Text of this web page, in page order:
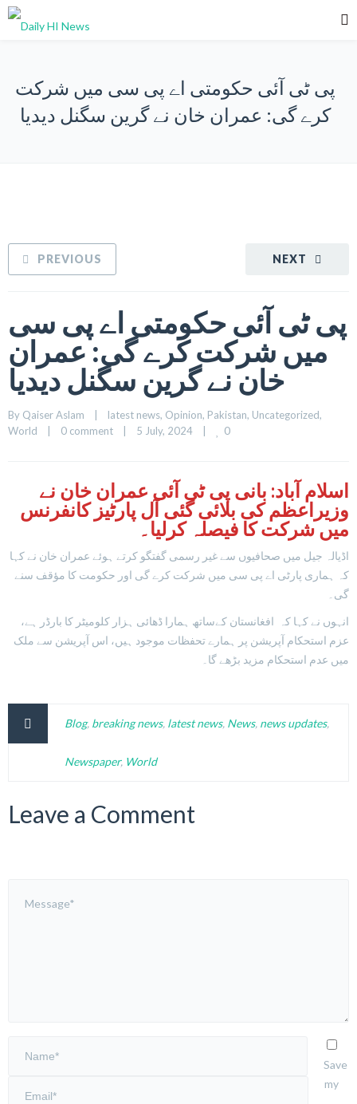
پی ٹی آئی حکومتی اے پی سی میں شرکت
کرے گی: عمران خان نے گرین سگنل دیدیا
NEXT
PREVIOUS
پی ٹی آئی حکومتی اے پی سی
میں شرکت کرے گی: عمران
خان نے گرین سگنل دیدیا
By Qaiser Aslam latest news, Opinion, Pakistan, Uncategorized
World
0 comment 5 July, 2024 0
اسلام آباد: بانی پی ٹی آئی عمران خان نے
وزیراعظم کی بلائی گئی آل پارٹیز کانفرنس
میں شرکت کا فیصلہ کرلیا۔
اڈیالہ جیل میں صحافیوں سے غیر رسمی گفتگو کرتے ہوئے عمران خان نے کہا
کہ ہماری پارٹی اے پی سی میں شرکت کرے گی اور حکومت کا مؤقف سنے
گی۔
انہوں نے کہا کہ افغانستان کےساتھ ہمارا ڈھائی ہزار کلومیٹر کا بارڈر ہے،
عزم استحکام آپریشن پر ہمارے تحفظات موجود ہیں، اس آپریشن سے ملک
میں عدم استحکام مزید بڑھے گا۔
Blog, breaking news, latest news, News, news updates,
Newspaper, World
Leave a Comment
Save
my